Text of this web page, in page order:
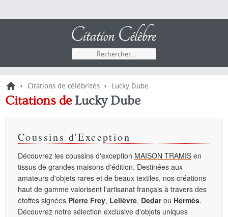
› Citations de célébrités › Lucky Dube
Citations de Lucky Dube
Coussins d'Exception
Découvrez les coussins d'exception MAISON TRAMIS en
tissus de grandes maisons d'édition. Destinées aux
amateurs d'objets rares et de beaux textiles, nos créations
haut de gamme valorisent l'artisanat français à travers des
étoffes signées Pierre Frey, Lelièvre, Dedarou Hermès.
Découvrez notre sélection exclusive d'objets uniques